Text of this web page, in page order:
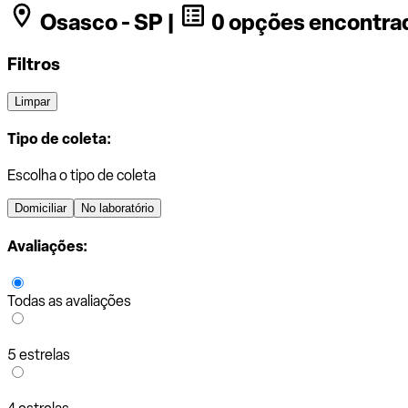
Osasco - SP | 0 opções
Filtros
Limpar
Tipo de coleta:
Escolha o tipo de coleta
Domiciliar No laboratório
Avaliações:
Todas as avaliações
5 estrelas